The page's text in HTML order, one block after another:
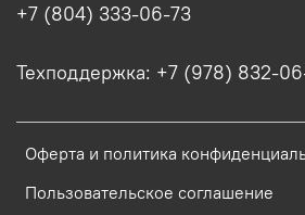
Оферта и политика
Пользовательское соглашение
+7 (804) 333-06-73
Техподдержка: +7 (978) 832-